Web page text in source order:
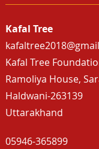
Kafal Tree
Kafal Tree
Ramoliya House,
Haldwani-263139
Uttarakhand
05946-365899